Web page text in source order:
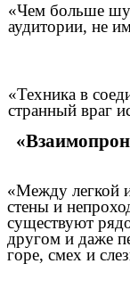
«Чем больше
аудитории, не
«Техника в
странный враг
«Между легкой
стены и
существуют
другом и даже
горе, смех и